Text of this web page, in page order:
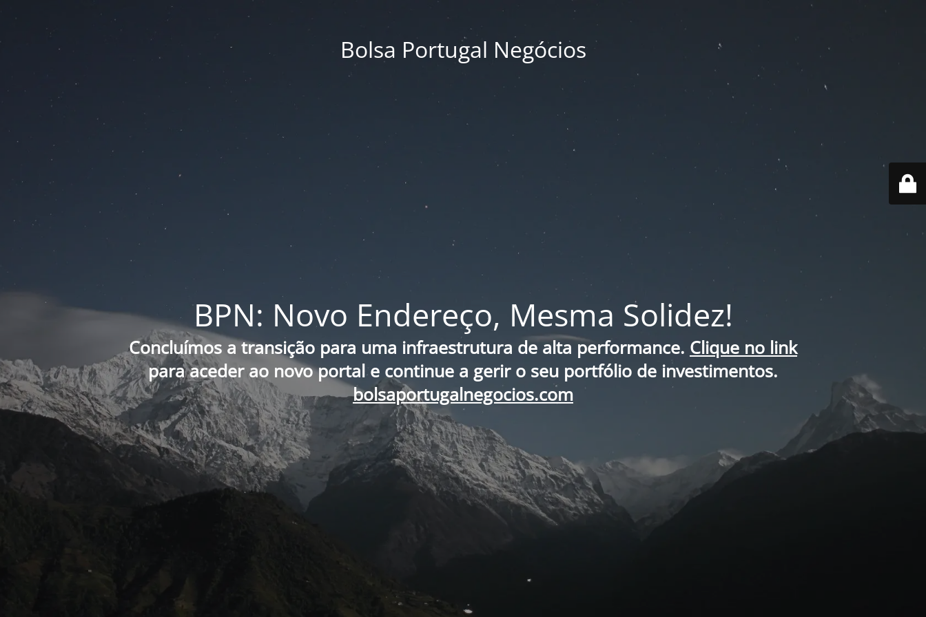
Bolsa Portugal Negócios
BPN: Novo Endereço, Mesma Solidez!
Concluímos a transição para uma infraestrutura de alta performance. Clique no link
para aceder ao novo portal e continue a gerir o seu portfólio de investimentos.
bolsaportugalnegocios.com